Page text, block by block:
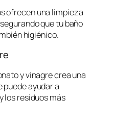
ofrecen una limpieza
que tu baño
higiénico.
y vinagre crea una
ayudar a
los residuos más